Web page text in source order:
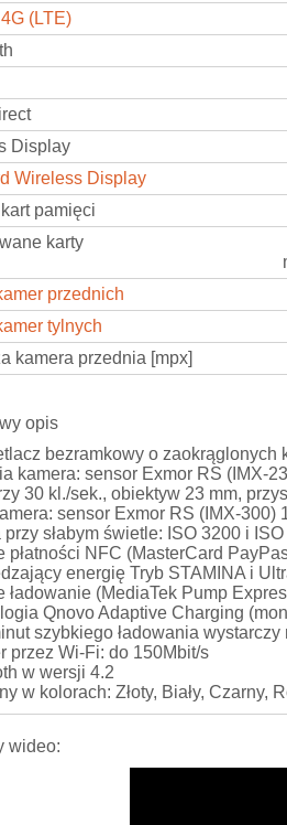
(LTE)
Display
Wireless Display
pamięci
karty
przednich
tylnych
kamera przednia [mpx]
opis
bezramkowy o
kamera: sensor Exmor RS (IMX-
30 kl./sek., obiektyw 23 mm,
sensor Exmor RS (IMX-300)
słabym świetle: ISO 3200 i
płatności NFC (MasterCard
energię Tryb STAMINA i
ładowanie (MediaTek Pump
Qnovo Adaptive Charging
szybkiego ładowania wystarczy
przez Wi-Fi: do 150Mbit/s
w wersji 4.2
w kolorach: Złoty, Biały, Czarny,
wideo: